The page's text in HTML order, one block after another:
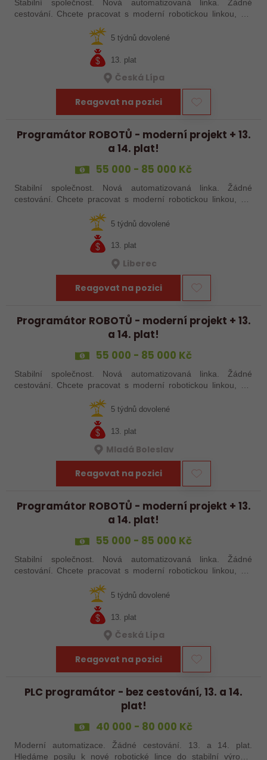
Stabilní společnost. Nová automatizovaná linka. Žádné
cestování. Chcete pracovat s moderní robotickou linkou, ale
šikovné absolventy…
5 týdnů dovolené
13. plat
Česká Lípa
Reagovat na pozici
Programátor ROBOTŮ - moderní projekt + 13.
a 14. plat!
55 000 - 85 000 Kč
Stabilní společnost. Nová automatizovaná linka. Žádné
cestování. Chcete pracovat s moderní robotickou linkou, ale
šikovné absolventy…
5 týdnů dovolené
13. plat
Liberec
Reagovat na pozici
Programátor ROBOTŮ - moderní projekt + 13.
a 14. plat!
55 000 - 85 000 Kč
Stabilní společnost. Nová automatizovaná linka. Žádné
cestování. Chcete pracovat s moderní robotickou linkou, ale
šikovné absolventy…
5 týdnů dovolené
13. plat
Mladá Boleslav
Reagovat na pozici
Programátor ROBOTŮ - moderní projekt + 13.
a 14. plat!
55 000 - 85 000 Kč
Stabilní společnost. Nová automatizovaná linka. Žádné
cestování. Chcete pracovat s moderní robotickou linkou, ale
šikovné absolventy…
5 týdnů dovolené
13. plat
Česká Lípa
Reagovat na pozici
PLC programátor - bez cestování, 13. a 14.
plat!
40 000 - 80 000 Kč
Moderní automatizace. Žádné cestování. 13. a 14. plat.
Hledáme posilu k nové robotické lince do stabilní výrobní